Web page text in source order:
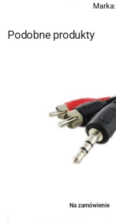
Marka:
Podobne produkty
Na zamówienie